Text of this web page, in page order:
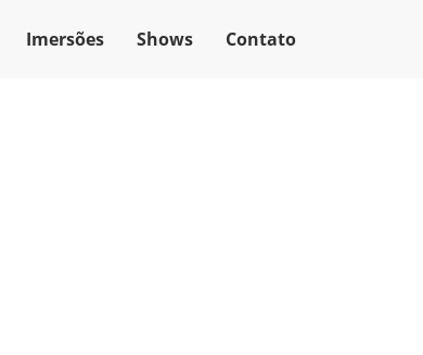
Imersões Shows Contato